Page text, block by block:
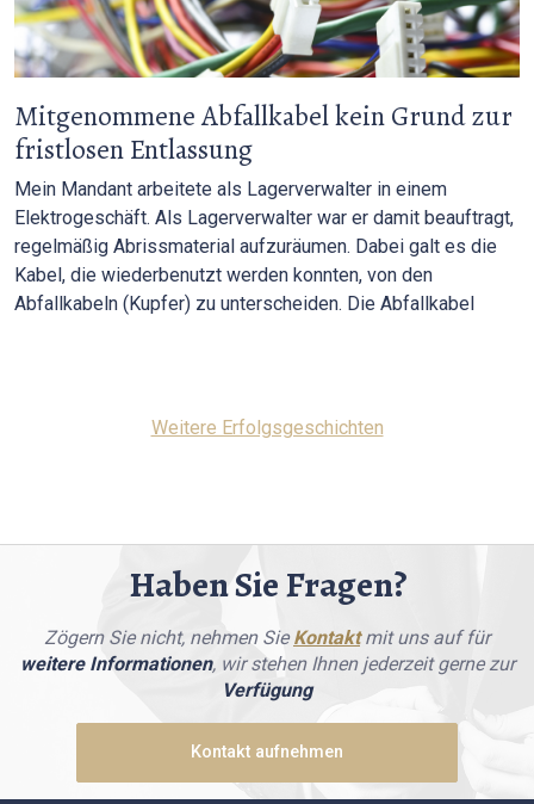
Mitgenommene Abfallkabel kein Grund zur
fristlosen Entlassung
Mein Mandant arbeitete als Lagerverwalter in einem
Elektrogeschäft. Als Lagerverwalter war er damit beauftragt,
regelmäßig Abrissmaterial aufzuräumen. Dabei galt es die
Kabel, die wiederbenutzt werden konnten, von den
Abfallkabeln (Kupfer) zu unterscheiden. Die Abfallkabel
Weitere Erfolgsgeschichten
Haben Sie Fragen?
Zögern Sie nicht, nehmen SieKontaktmit uns auf für
weitere Informationen, wir stehen Ihnen jederzeit gerne zur
Verfügung
Kontakt aufnehmen